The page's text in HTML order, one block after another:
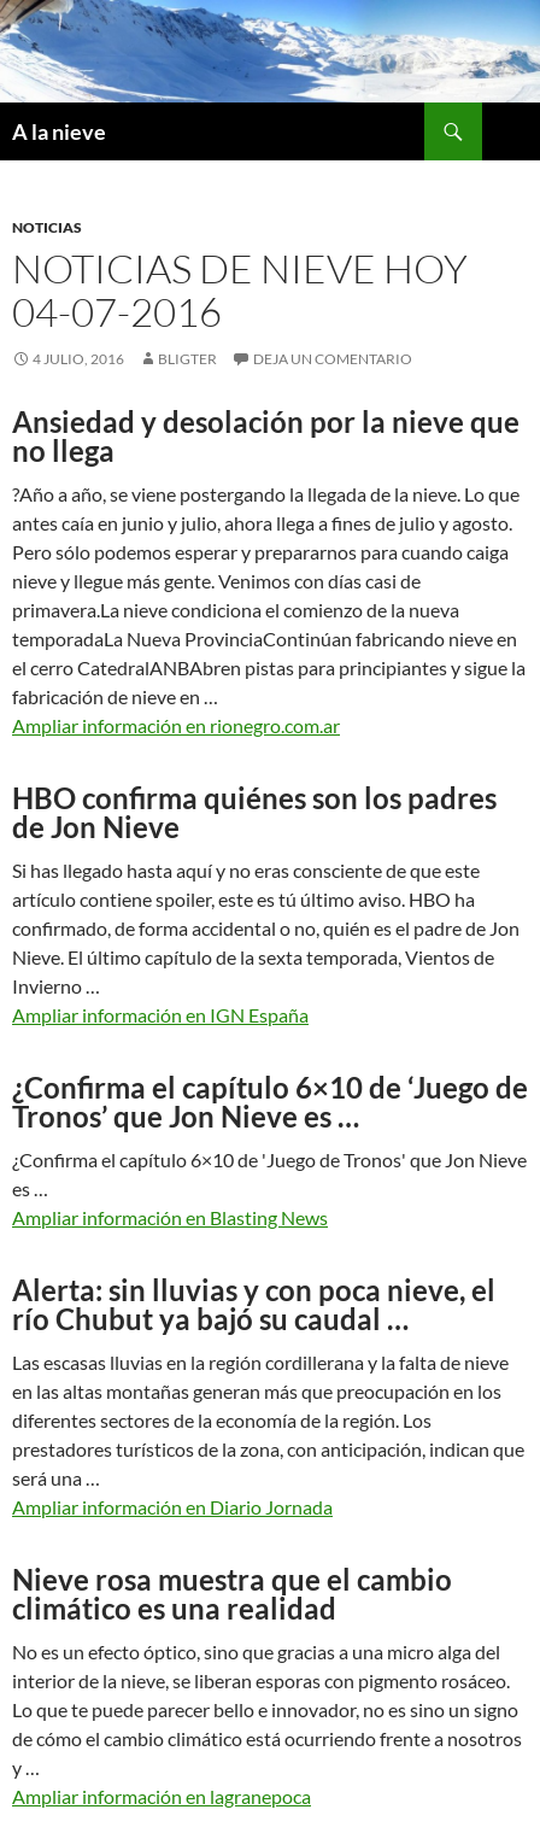
Saltar
al
contenido
A la nieve
NOTICIAS
NOTICIAS DE NIEVE HOY
04-07-2016
4 JULIO, 2016 BLIGTER DEJA UN COMENTARIO
Ansiedad y desolación por la nieve que
no llega
?Año a año, se viene postergando la llegada de la nieve. Lo que
antes caía en junio y julio, ahora llega a fines de julio y agosto.
Pero sólo podemos esperar y prepararnos para cuando caiga
nieve y llegue más gente. Venimos con días casi de
primavera.La nieve condiciona el comienzo de la nueva
temporadaLa Nueva ProvinciaContinúan fabricando nieve en
el cerro CatedralANBAbren pistas para principiantes y sigue la
fabricación de nieve en …
Ampliar información en rionegro.com.ar
HBO confirma quiénes son los padres
de Jon Nieve
Si has llegado hasta aquí y no eras consciente de que este
artículo contiene spoiler, este es tú último aviso. HBO ha
confirmado, de forma accidental o no, quién es el padre de Jon
Nieve. El último capítulo de la sexta temporada, Vientos de
Invierno …
Ampliar información en IGN España
¿Confirma el capítulo 6×10 de ‘Juego de
Tronos’ que Jon Nieve es …
¿Confirma el capítulo 6×10 de 'Juego de Tronos' que Jon Nieve
es …
Ampliar información en Blasting News
Alerta: sin lluvias y con poca nieve, el
río Chubut ya bajó su caudal …
Las escasas lluvias en la región cordillerana y la falta de nieve
en las altas montañas generan más que preocupación en los
diferentes sectores de la economía de la región. Los
prestadores turísticos de la zona, con anticipación, indican que
será una …
Ampliar información en Diario Jornada
Nieve rosa muestra que el cambio
climático es una realidad
No es un efecto óptico, sino que gracias a una micro alga del
interior de la nieve, se liberan esporas con pigmento rosáceo.
Lo que te puede parecer bello e innovador, no es sino un signo
de cómo el cambio climático está ocurriendo frente a nosotros
y …
Ampliar información en lagranepoca